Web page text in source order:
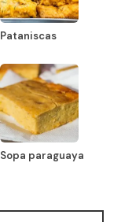
Pataniscas
Sopa paraguaya